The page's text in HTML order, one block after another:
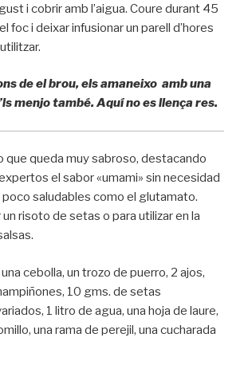
i cobrir amb l’aigua. Coure durant 45
foc i deixar infusionar un parell d’hores
de el brou, els amaneixo amb una
menjo també. Aquí no es llença res.
que queda muy sabroso, destacando
el sabor «umami» sin necesidad
saludables como el glutamato.
risoto de setas o para utilizar en la
una cebolla, un trozo de puerro, 2 ajos,
10 gms. de setas
1 litro de agua, una hoja de laure,
una rama de perejil, una cucharada